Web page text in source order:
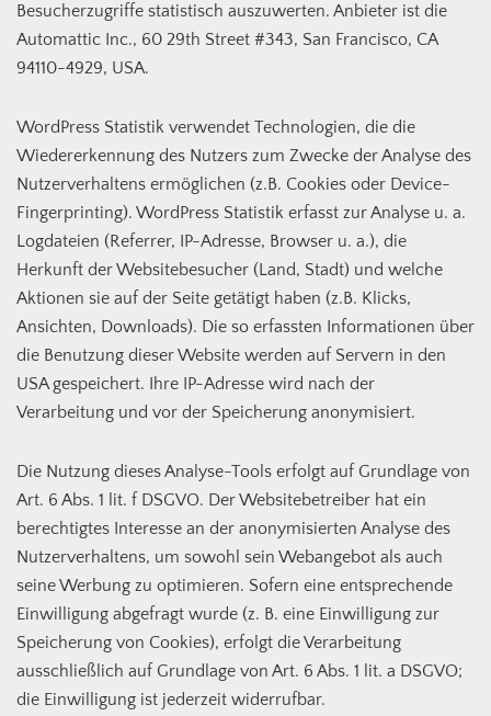
Besucherzugriffe statistisch auszuwerten. Anbieter ist die
Automattic Inc., 60 29th Street #343, San Francisco, CA
94110-4929, USA.
WordPress Statistik verwendet Technologien, die die
Wiedererkennung des Nutzers zum Zwecke der Analyse des
Nutzerverhaltens ermöglichen (z.B. Cookies oder Device-
Fingerprinting). WordPress Statistik erfasst zur Analyse u. a.
Logdateien (Referrer, IP-Adresse, Browser u. a.), die
Herkunft der Websitebesucher (Land, Stadt) und welche
Aktionen sie auf der Seite getätigt haben (z.B. Klicks,
Ansichten, Downloads). Die so erfassten Informationen über
die Benutzung dieser Website werden auf Servern in den
USA gespeichert. Ihre IP-Adresse wird nach der
Verarbeitung und vor der Speicherung anonymisiert.
Die Nutzung dieses Analyse-Tools erfolgt auf Grundlage von
Art. 6 Abs. 1 lit. f DSGVO. Der Websitebetreiber hat ein
berechtigtes Interesse an der anonymisierten Analyse des
Nutzerverhaltens, um sowohl sein Webangebot als auch
seine Werbung zu optimieren. Sofern eine entsprechende
Einwilligung abgefragt wurde (z. B. eine Einwilligung zur
Speicherung von Cookies), erfolgt die Verarbeitung
ausschließlich auf Grundlage von Art. 6 Abs. 1 lit. a DSGVO;
die Einwilligung ist jederzeit widerrufbar.